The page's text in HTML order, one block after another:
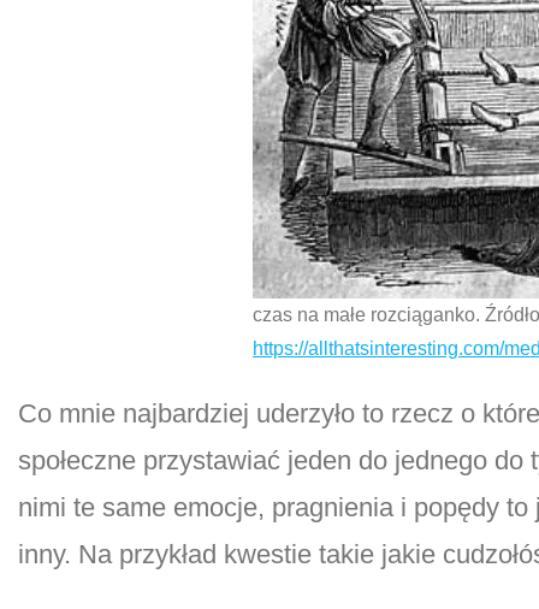
czas na małe rozciąganko.
https://allthatsinteresting.com/
Co mnie najbardziej uderzyło to rzecz o
społeczne przystawiać jeden do jednego
nimi te same emocje, pragnienia i popędy
inny. Na przykład kwestie takie jakie